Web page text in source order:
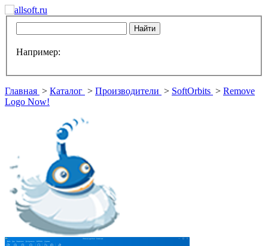
Например:
Главная > Каталог > Производители > SoftOrbits > Remove
Logo Now!